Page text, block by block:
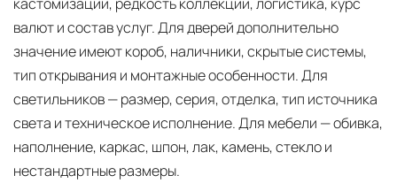
валют и состав услуг. Для дверей дополнительно
значение имеют короб, наличники, скрытые системы,
тип открывания и монтажные особенности. Для
светильников — размер, серия, отделка, тип источника
света и техническое исполнение. Для мебели — обивка,
наполнение, каркас, шпон, лак, камень, стекло и
нестандартные размеры.